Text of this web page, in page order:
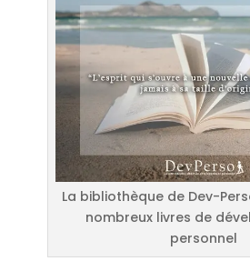
La bibliothèque de Dev-
nombreux livres de
personnel